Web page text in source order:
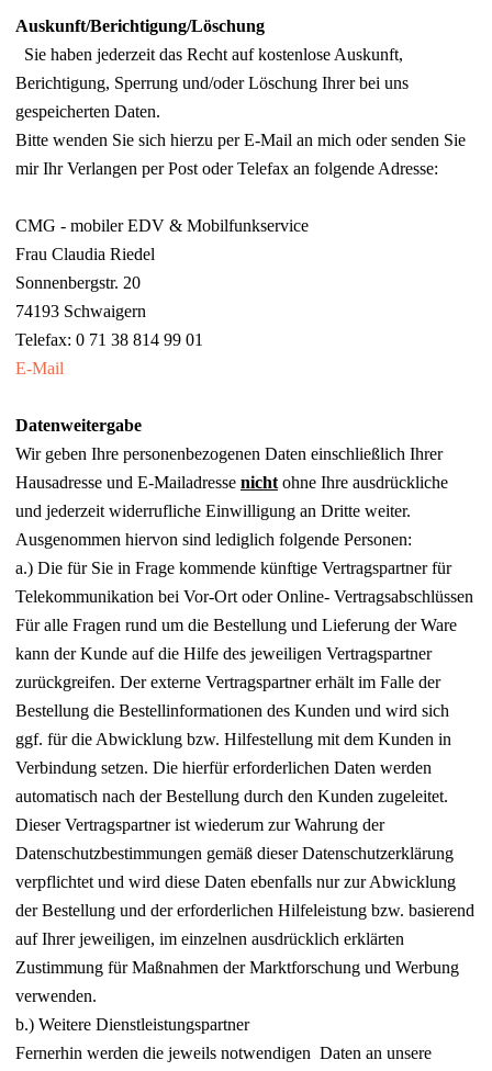
Auskunft/Berichtigung/Löschung
Sie haben jederzeit das Recht auf kostenlose Auskunft,
Berichtigung, Sperrung und/oder Löschung Ihrer bei uns
gespeicherten Daten.
Bitte wenden Sie sich hierzu per E-Mail an mich oder senden Sie
mir Ihr Verlangen per Post oder Telefax an folgende Adresse:
CMG - mobiler EDV & Mobilfunkservice
Frau Claudia Riedel
Sonnenbergstr. 20
74193 Schwaigern
Telefax: 0 71 38 814 99 01
E-Mail
Datenweitergabe
Wir geben Ihre personenbezogenen Daten einschließlich Ihrer
Hausadresse und E-Mailadresse nicht ohne Ihre ausdrückliche
und jederzeit widerrufliche Einwilligung an Dritte weiter.
Ausgenommen hiervon sind lediglich folgende Personen:
a.) Die für Sie in Frage kommende künftige Vertragspartner für
Telekommunikation bei Vor-Ort oder Online- Vertragsabschlüssen
Für alle Fragen rund um die Bestellung und Lieferung der Ware
kann der Kunde auf die Hilfe des jeweiligen Vertragspartner
zurückgreifen. Der externe Vertragspartner erhält im Falle der
Bestellung die Bestellinformationen des Kunden und wird sich
ggf. für die Abwicklung bzw. Hilfestellung mit dem Kunden in
Verbindung setzen. Die hierfür erforderlichen Daten werden
automatisch nach der Bestellung durch den Kunden zugeleitet.
Dieser Vertragspartner ist wiederum zur Wahrung der
Datenschutzbestimmungen gemäß dieser Datenschutzerklärung
verpflichtet und wird diese Daten ebenfalls nur zur Abwicklung
der Bestellung und der erforderlichen Hilfeleistung bzw. basierend
auf Ihrer jeweiligen, im einzelnen ausdrücklich erklärten
Zustimmung für Maßnahmen der Marktforschung und Werbung
verwenden.
b.) Weitere Dienstleistungspartner
Fernerhin werden die jeweils notwendigen Daten an unsere